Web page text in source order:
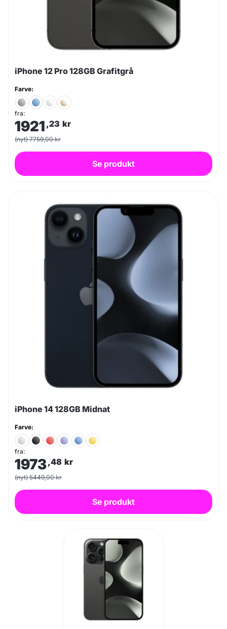
iPhone 12 Pro 128GB Grafitgrå
Farve:
fra:
1921 ,23 kr
(nyt) 7759,00 kr
Se produkt
iPhone 14 128GB Midnat
Farve:
fra:
1973,48 kr
(nyt) 5449,00 kr
Se produkt